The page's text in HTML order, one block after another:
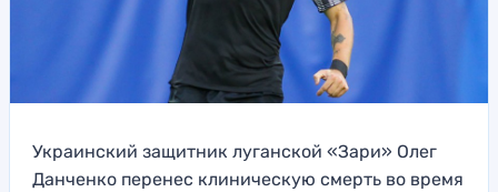
Украинский защитник луганской «Зари» Олег
Данченко перенес клиническую смерть во время